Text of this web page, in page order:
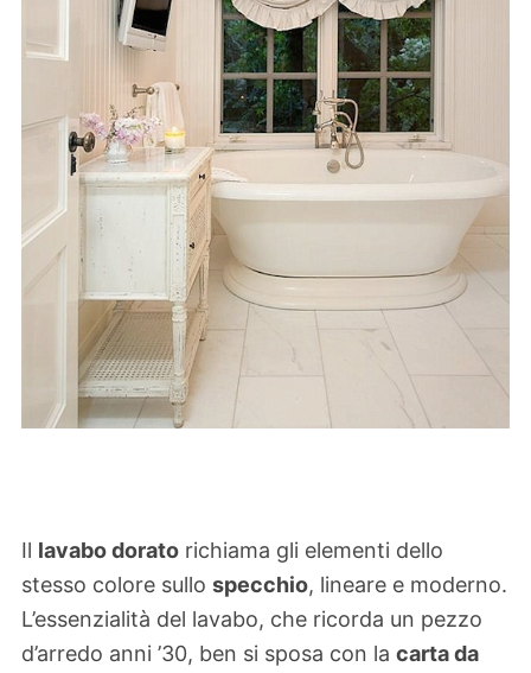
Il lavabo dorato richiama gli elementi dello
stesso colore sullo specchio, lineare e moderno.
L’essenzialità del lavabo, che ricorda un pezzo
d’arredo anni ’30, ben si sposa con la carta da